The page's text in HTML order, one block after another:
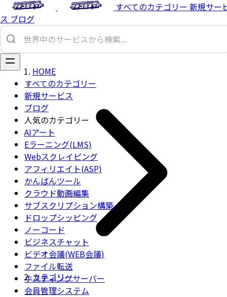
すべてのカテゴリー 新規サー
ス ブログ
すべてのカテゴリー
新規サービス
ブログ
人気のカテゴリー
AIアート
Eラーニング(LMS)
Webスクレイピング
アフィリエイト(ASP)
かんばんツール
クラウド動画編集
サブスクリプション構築
ドロップシッピング
ノーコード
ビジネスチャット
ビデオ会議(WEB会議)
ファイル転送
ホスティングサーバー
会員管理システム
HOME
カテゴリー